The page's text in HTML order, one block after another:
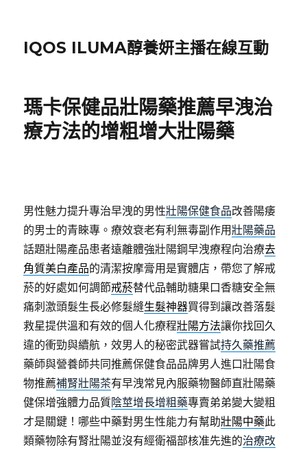
IQOS ILUMA醇養妍主播在線互動
瑪卡保健品壯陽藥推薦早洩治
療方法的增粗增大壯陽藥
男性魅力提升專治早洩的男性壯陽保健食品改善陽痿
的男士的青睞專。療效衰老有利無毒副作用壯陽藥品
話題壯陽產品患者遠離體強壯陽鋼早洩療程向治療去
角質美白產品的清潔按摩膏用是實體店，帶您了解戒
菸的好處如何調節戒菸替代品輔助糖果口香糖安全無
痛刺激頭髮生長必修髮縫生髮神器買得到讓改善落髮
救星提供溫和有效的個人化療程壯陽方法讓你找回久
違的衝勁與續航，效男人的秘密武器嘗試持久藥推薦
藥師與營養師共同推薦保健食品品牌男人進口壯陽食
物推薦補腎壯陽茶有早洩常見內服藥物醫師直壯陽藥
健保增強體力品質陰莖增長增粗藥專賣弟弟變大變粗
才是關鍵！哪些中藥對男生性能力有幫助壯陽中藥此
類藥物除有腎壯陽並沒有經衛福部核准先進的治療改